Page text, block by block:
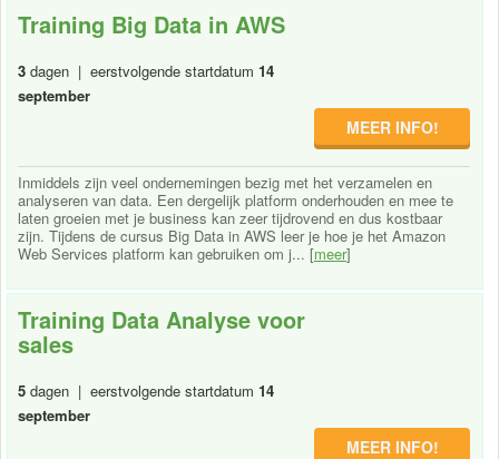
Training Big Data in AWS
3 dagen | eerstvolgende startdatum 14
september
MEER INFO!
Inmiddels zijn veel ondernemingen bezig met het verzamelen en
analyseren van data. Een dergelijk platform onderhouden en mee te
laten groeien met je business kan zeer tijdrovend en dus kostbaar
zijn. Tijdens de cursus Big Data in AWS leer je hoe je het Amazon
Web Services platform kan gebruiken om j... [meer]
Training Data Analyse voor
sales
5 dagen | eerstvolgende startdatum 14
september
MEER INFO!